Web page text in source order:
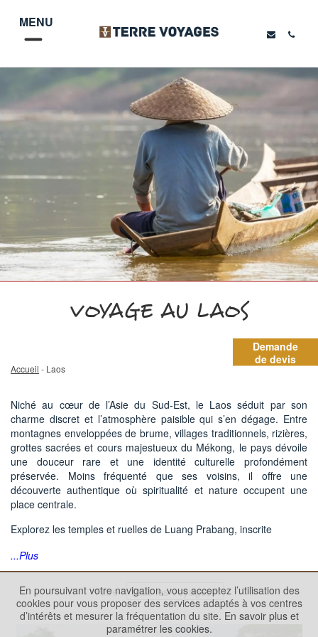
MENU
VOYAGE AU LAOS
Accueil - Laos
Niché au cœur de l’Asie du Sud-Est, le Laos séduit par son
charme discret et l’atmosphère paisible qui s’en dégage. Entre
montagnes enveloppées de brume, villages traditionnels, rizières,
grottes sacrées et cours majestueux du Mékong, le pays dévoile
une douceur rare et une identité culturelle profondément
préservée. Moins fréquenté que ses voisins, il offre une
découverte authentique où spiritualité et nature occupent une
place centrale.
Explorez les temples et ruelles de Luang Prabang, inscrite
...Plus
Filtre
Demande
de devis
En poursuivant votre navigation, vous acceptez l’utilisation des
cookies pour vous proposer des services adaptés à vos centres
d’intérêts et mesurer la fréquentation du site. En savoir plus et
paramétrer les cookies.